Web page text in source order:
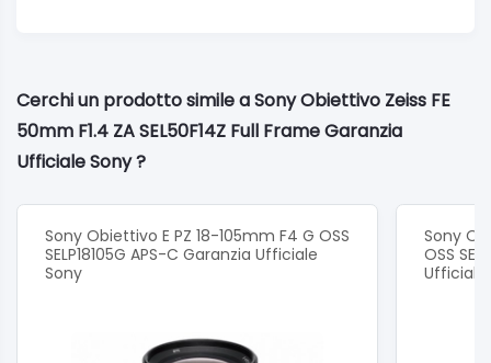
Cerchi un prodotto simile a Sony Obiettivo Zeiss FE
50mm F1.4 ZA SEL50F14Z Full Frame Garanzia
Ufficiale Sony ?
Sony Obiettivo E PZ 18-105mm F4 G OSS
SELP18105G APS-C Garanzia Ufficiale
Sony
Sony
OSS
Ufficiale